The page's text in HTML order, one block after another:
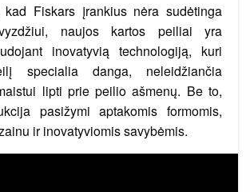
Fiskars įrankius nėra sudėtinga
naujos kartos peiliai yra
inovatyvią technologiją, kuri
specialia danga, neleidžiančia
lipti prie peilio ašmenų. Be to,
pasižymi aptakomis formomis,
ir inovatyviomis savybėmis.